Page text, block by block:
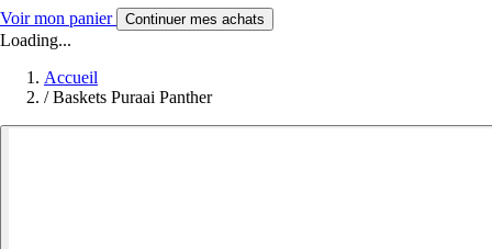
Voir mon panier Continuer mes achats
Loading...
Accueil
/ Baskets Puraai Panther